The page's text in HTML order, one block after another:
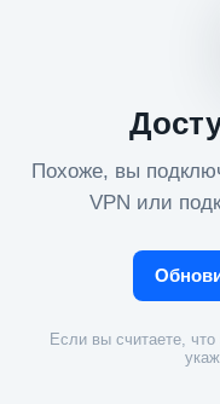
Похоже, вы
VPN или
Если вы считаете,